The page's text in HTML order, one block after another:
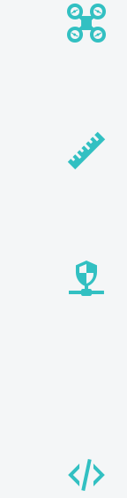







